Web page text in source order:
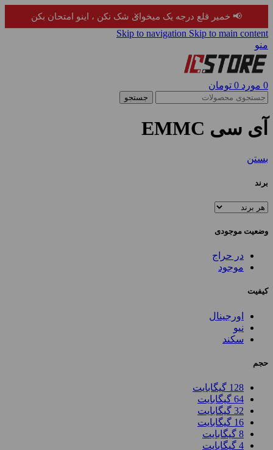
📢 خمیر قلع درجه یک میخوای شک نکن ، اینو امتحان بکن
×
Skip to navigation Skip to main content
منو
0 مورد 0 تومان
جستجو
آی سی EMMC
بستن
برند
وضعیت موجودی
در حراج
موجود
کیفیت
اورجینال
نیو
سکند
حجم
128 گیگابایت
64 گیگابایت
32 گیگابایت
16 گیگابایت
8 گیگابایت
4 گیگابایت